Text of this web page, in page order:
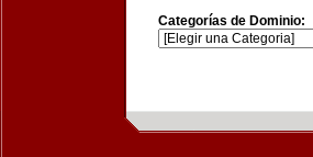
Categorías de Dominio: